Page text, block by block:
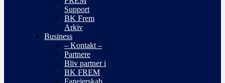
Support
BK Frem
Arkiv
Business
– Kontakt –
Partnere
Bliv partner i
BK FREM
Fanejerskab